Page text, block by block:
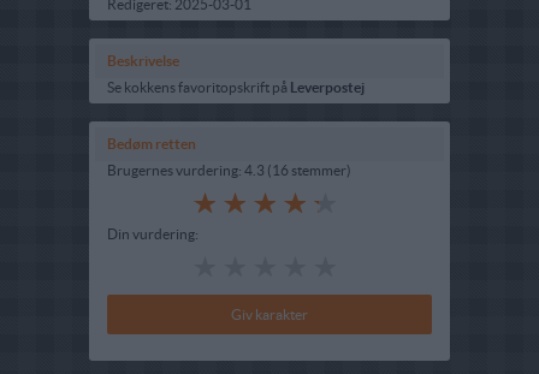
Redigeret: 2025-03-01
Beskrivelse
Se kokkens favoritopskrift på Leverpostej
Bedøm retten
Brugernes vurdering: 4.3 (16 stemmer)
Din vurdering: